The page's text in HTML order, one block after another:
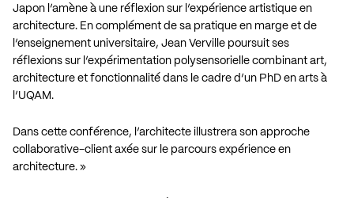
Japon l’amène à une réflexion sur l’expérience artistique en
architecture. En complément de sa pratique en marge et de
l’enseignement universitaire, Jean Verville poursuit ses
réflexions sur l’expérimentation polysensorielle combinant art,
architecture et fonctionnalité dans le cadre d’un PhD en arts à
l’UQAM.
Dans cette conférence, l’architecte illustrera son approche
collaborative-client axée sur le parcours expérience en
architecture. »